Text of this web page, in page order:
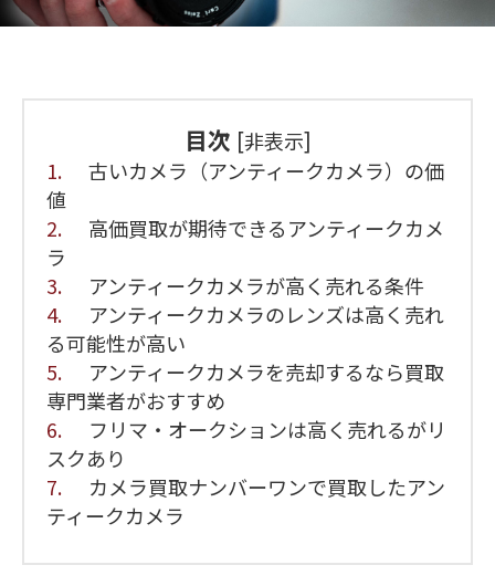
目次 [非表示]
1.
古いカメラ（アンティークカメラ）の価
値
2.
高価買取が期待できるアンティークカメ
ラ
3.
アンティークカメラが高く売れる条件
4.
アンティークカメラのレンズは高く売れ
る可能性が高い
5.
アンティークカメラを売却するなら買取
専門業者がおすすめ
6.
フリマ・オークションは高く売れるがリ
スクあり
7.
カメラ買取ナンバーワンで買取したアン
ティークカメラ